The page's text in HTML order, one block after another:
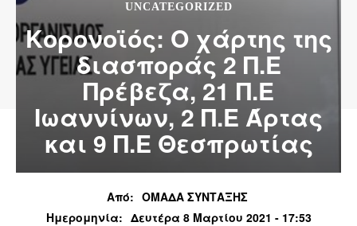
UNCATEGORIZED
Κορονοϊός: Ο χάρτης της
διασποράς 2 Π.Ε
Πρέβεζα, 21 Π.Ε
Ιωαννίνων, 2 Π.Ε Άρτας
και 9 Π.Ε Θεσπρωτίας
Από: ΟΜΑΔΑ ΣΥΝΤΑΞΗΣ
Ημερομηνία: Δευτέρα 8 Μαρτίου 2021 - 17:53